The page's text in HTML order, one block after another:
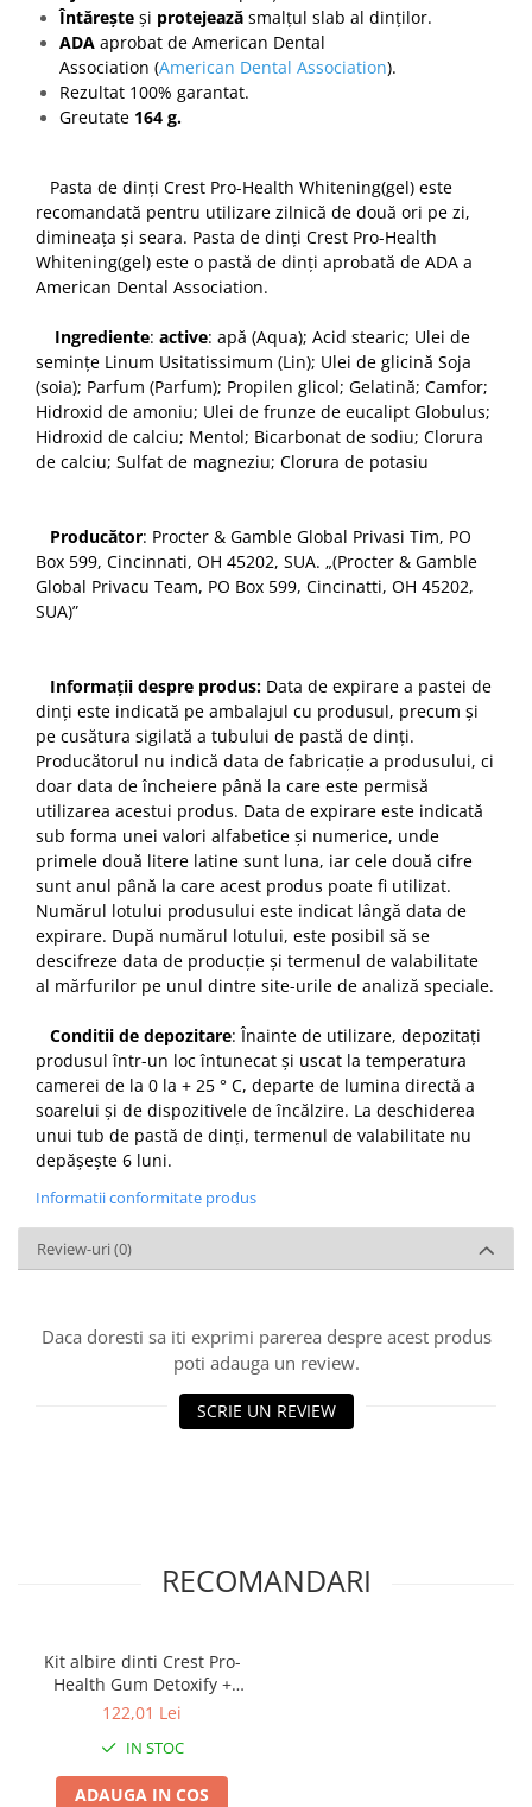
Întărește și protejează smalțul slab al dinților.
ADA aprobat de American Dental
Association (American Dental Association).
Rezultat 100% garantat.
Greutate 164 g.
Pasta de dinți Crest Pro-Health Whitening(gel) este
recomandată pentru utilizare zilnică de două ori pe zi,
dimineața și seara. Pasta de dinți Crest Pro-Health
Whitening(gel) este o pastă de dinți aprobată de ADA a
American Dental Association.
Ingrediente: active: apă (Aqua); Acid stearic; Ulei de
semințe Linum Usitatissimum (Lin); Ulei de glicină Soja
(soia); Parfum (Parfum); Propilen glicol; Gelatină; Camfor;
Hidroxid de amoniu; Ulei de frunze de eucalipt Globulus;
Hidroxid de calciu; Mentol; Bicarbonat de sodiu; Clorura
de calciu; Sulfat de magneziu; Clorura de potasiu
Producător: Procter & Gamble Global Privasi Tim, PO
Box 599, Cincinnati, OH 45202, SUA. „(Procter & Gamble
Global Privacu Team, PO Box 599, Cincinatti, OH 45202,
SUA)”
Informații despre produs: Data de expirare a pastei de
dinți este indicată pe ambalajul cu produsul, precum și
pe cusătura sigilată a tubului de pastă de dinți.
Producătorul nu indică data de fabricație a produsului, ci
doar data de încheiere până la care este permisă
utilizarea acestui produs. Data de expirare este indicată
sub forma unei valori alfabetice și numerice, unde
primele două litere latine sunt luna, iar cele două cifre
sunt anul până la care acest produs poate fi utilizat.
Numărul lotului produsului este indicat lângă data de
expirare. După numărul lotului, este posibil să se
descifreze data de producție și termenul de valabilitate
al mărfurilor pe unul dintre site-urile de analiză speciale.
Conditii de depozitare: Înainte de utilizare, depozitați
produsul într-un loc întunecat și uscat la temperatura
camerei de la 0 la + 25 ° C, departe de lumina directă a
soarelui și de dispozitivele de încălzire. La deschiderea
unui tub de pastă de dinți, termenul de valabilitate nu
depășește 6 luni.
Informatii conformitate produs
Review-uri (0)
Daca doresti sa iti exprimi parerea despre acest produs
poti adauga un review.
SCRIE UN REVIEW
RECOMANDARI
Kit albire dinti Crest Pro-
Health Gum Detoxify +
Whitening Two-Step
122,01 Lei
IN STOC
ADAUGA IN COS